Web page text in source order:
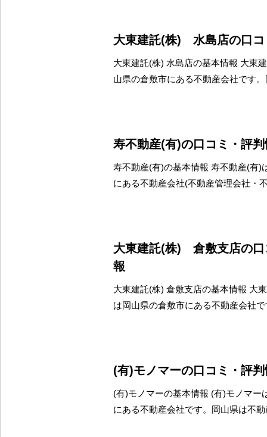
大東建託(株) 水島店の口コ
大東建託(株) 水島店の基本情報 大東
山県の倉敷市にある不動産会社です
寿不動産(有)の口コミ・評
寿不動産(有)の基本情報 寿不動産(有)
にある不動産会社(不動産管理会社・
大東建託(株) 倉敷支店の口
報
大東建託(株) 倉敷支店の基本情報 大
は岡山県の倉敷市にある不動産会社
(有)モノマーの口コミ・評
(有)モノマーの基本情報 (有)モノマー
にある不動産会社です。岡山県は不